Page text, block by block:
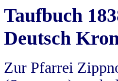
Taufbuch
Deutsch
Zur Pfarrei